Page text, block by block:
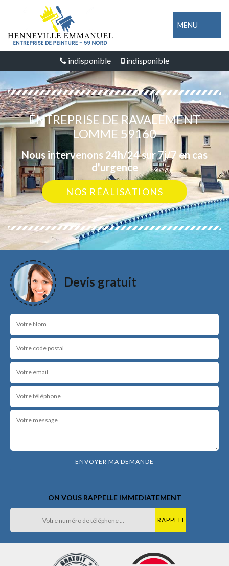
MENU
indisponible indisponible
ENTREPRISE DE RAVALEMENT
LOMME 59160
Nous intervenons 24h/24 sur 7j/7 en cas
d'urgence
NOS RÉALISATIONS
Devis gratuit
ON VOUS RAPPELLE IMMEDIATEMENT